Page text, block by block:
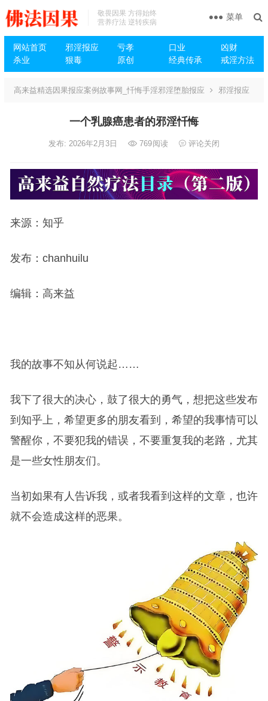
敬畏因果 方得始终
营养疗法 逆转疾病
网站首页 邪淫报应 亏孝 口业
凶财
杀业
狠毒 原创 经典传承 戒淫方法
菜单
高来益精选因果报应案例故事网_忏悔手淫邪淫堕胎报应 邪淫报应
一个乳腺癌患者的邪淫忏悔
发布: 2026年2月3日 769阅读 评论关闭
来源：知乎
发布：chanhuilu
编辑：高来益
我的故事不知从何说起……
我下了很大的决心，鼓了很大的勇气，想把这些发布
到知乎上，希望更多的朋友看到，希望的我事情可以
警醒你，不要犯我的错误，不要重复我的老路，尤其
是一些女性朋友们。
当初如果有人告诉我，或者我看到这样的文章，也许
就不会造成这样的恶果。